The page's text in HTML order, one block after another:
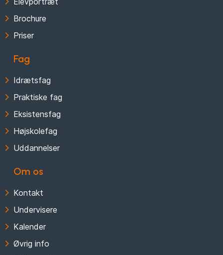
Brochure
Priser
Fag
Idrætsfag
Praktiske fag
Eksistensfag
Højskolefag
Uddannelser
Om os
Kontakt
Undervisere
Kalender
Øvrig info